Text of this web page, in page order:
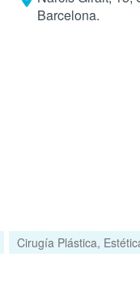
Barcelona.
Cirugía Plástica,